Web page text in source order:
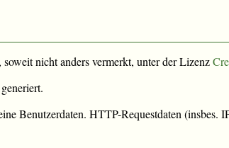
nicht anders vermerkt, unter der Lizenz
generiert.
Benutzerdaten. HTTP-Requestdaten (insbes.